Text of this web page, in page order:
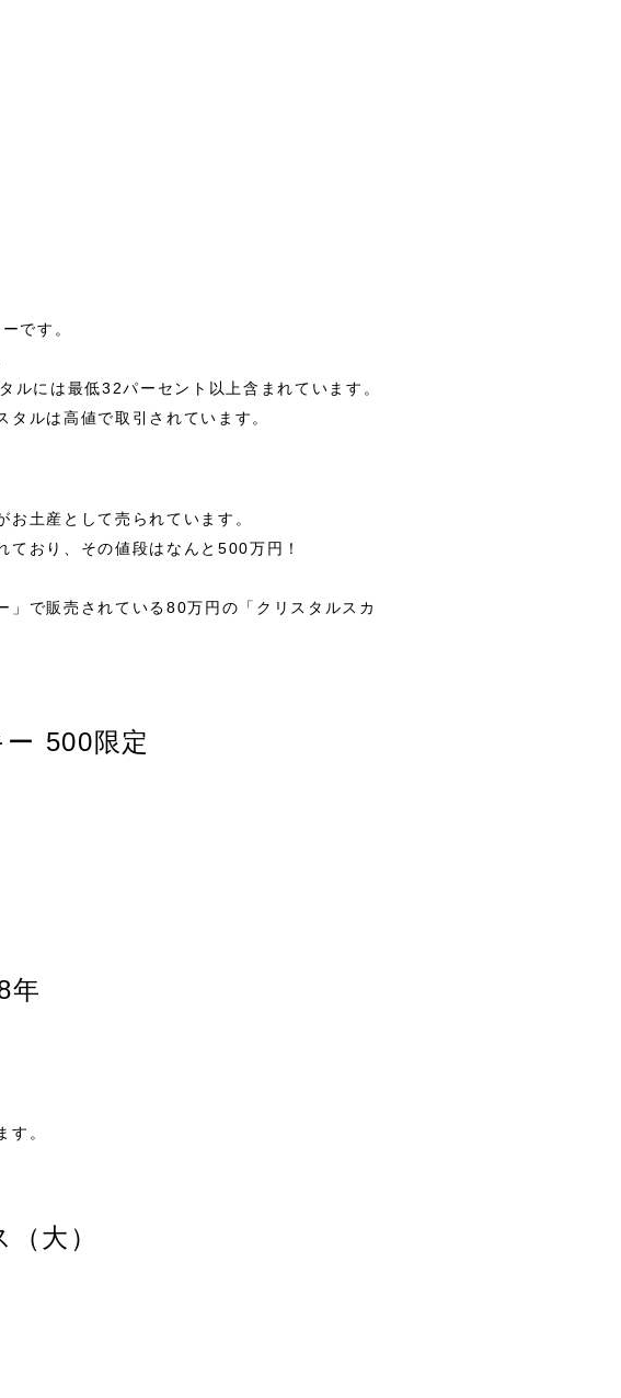
です。
には最低32パーセント以上含まれています。
ルは高値で取引されています。
土産として売られています。
おり、その値段はなんと500万円！
で販売されている80万円の「クリスタルスカ
500限定
年
す。
大）